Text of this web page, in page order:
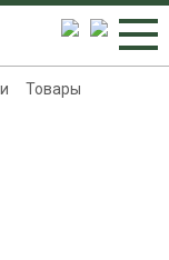
Товары